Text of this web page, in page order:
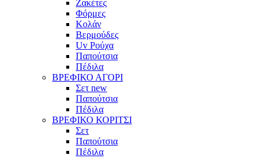
Ζακέτες
Φόρμες
Κολάν
Βερμούδες
Uv Ρούχα
Παπούτσια
Πέδιλα
ΒΡΕΦΙΚΟ ΑΓΟΡΙ
Σετ new
Παπούτσια
Πέδιλα
ΒΡΕΦΙΚΟ ΚΟΡΙΤΣΙ
Σετ
Παπούτσια
Πέδιλα